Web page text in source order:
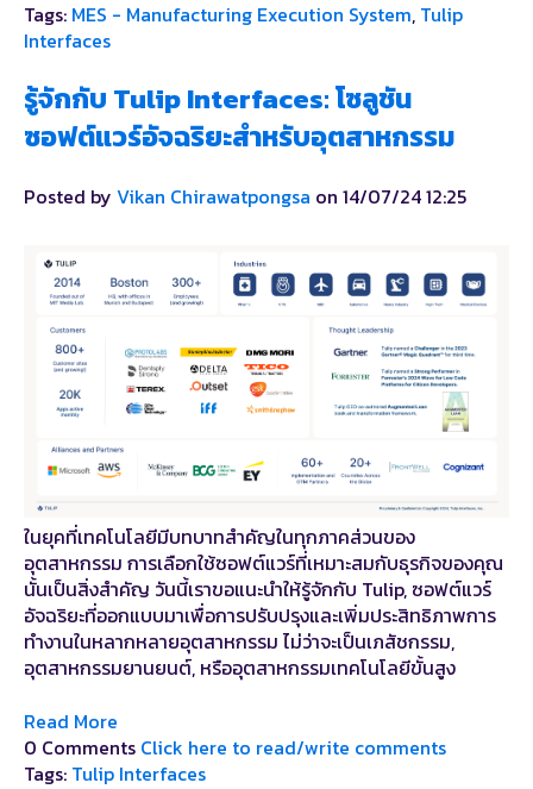
Tags: MES - Manufacturing Execution System, Tulip
Interfaces
รู้จักกับ Tulip Interfaces: โซลูชัน
ซอฟต์แวร์อัจฉริยะสำหรับอุตสาหกรรม
Posted by Vikan Chirawatpongsa on 14/07/24 12:25
ในยุคที่เทคโนโลยีมีบทบาทสำคัญในทุกภาคส่วนของ
อุตสาหกรรม การเลือกใช้ซอฟต์แวร์ที่เหมาะสมกับธุรกิจของคุณ
นั้นเป็นสิ่งสำคัญ วันนี้เราขอแนะนำให้รู้จักกับ Tulip, ซอฟต์แวร์
อัจฉริยะที่ออกแบบมาเพื่อการปรับปรุงและเพิ่มประสิทธิภาพการ
ทำงานในหลากหลายอุตสาหกรรม ไม่ว่าจะเป็นเภสัชกรรม,
อุตสาหกรรมยานยนต์, หรืออุตสาหกรรมเทคโนโลยีขั้นสูง
Read More
0 Comments Click here to read/write comments
Tags: Tulip Interfaces